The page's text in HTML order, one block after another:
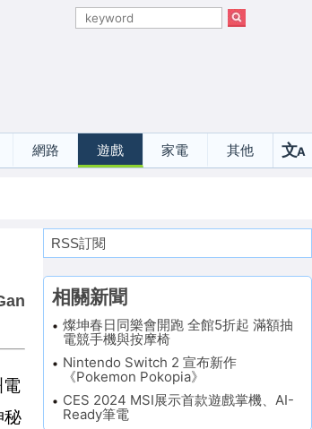
網路 遊戲 家電 其他 文A
秘
RSS訂閱
相關新聞
燦坤春日同樂會開跑 全館5折起 滿額抽
電競手機與按摩椅
Nintendo Switch 2 宣布新作
《Pokemon Pokopia》
CES 2024 MSI展示首款遊戲掌機、AI-
Ready筆電